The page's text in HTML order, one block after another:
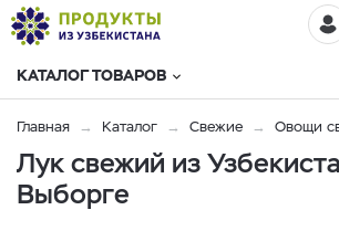
КАТАЛОГ ТОВАРОВ
Главная Каталог Свежие Овощи
Лук свежий из
Выборге